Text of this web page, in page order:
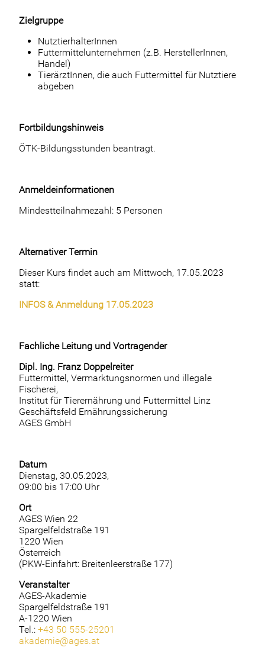
Zielgruppe
NutztierhalterInnen
Futtermittelunternehmen (z.B. HerstellerInnen,
Handel)
TierärztInnen, die auch Futtermittel für Nutztiere
abgeben
Fortbildungshinweis
ÖTK-Bildungsstunden beantragt.
Anmeldeinformationen
Mindestteilnahmezahl: 5 Personen
Alternativer Termin
Dieser Kurs findet auch am Mittwoch, 17.05.2023
statt:
INFOS & Anmeldung 17.05.2023
Fachliche Leitung und Vortragender
Dipl. Ing. Franz Doppelreiter
Futtermittel, Vermarktungsnormen und illegale
Fischerei,
Institut für Tierernährung und Futtermittel Linz
Geschäftsfeld Ernährungssicherung
AGES GmbH
Datum
Dienstag, 30.05.2023,
09:00 bis 17:00 Uhr
Ort
AGES Wien 22
Spargelfeldstraße 191
1220 Wien
Österreich
(PKW-Einfahrt: Breitenleerstraße 177)
Veranstalter
AGES-Akademie
Spargelfeldstraße 191
A-1220 Wien
Tel.: +43 50 555-25201
akademie@ages.at